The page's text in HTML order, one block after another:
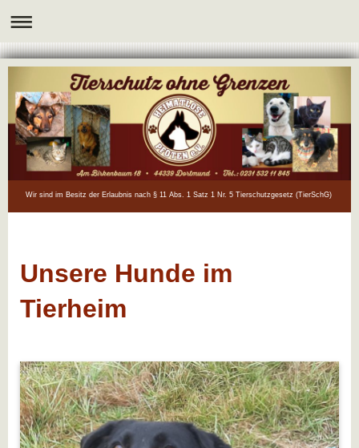
Wir sind im Besitz der Erlaubnis nach § 11 Abs. 1 Satz 1 Nr. 5 Tierschutzgesetz (TierSchG)
Unsere Hunde im
Tierheim